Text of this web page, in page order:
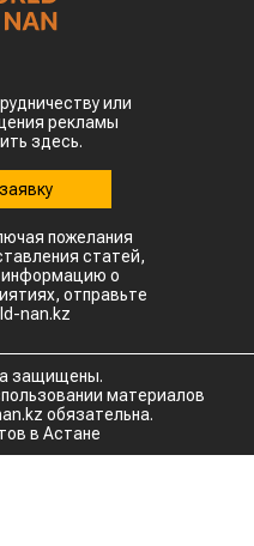
или
рекламы
здесь.
пожелания
статей,
информацию о
отправьте
nan.kz
защищены.
материалов
обязательна.
в Астане